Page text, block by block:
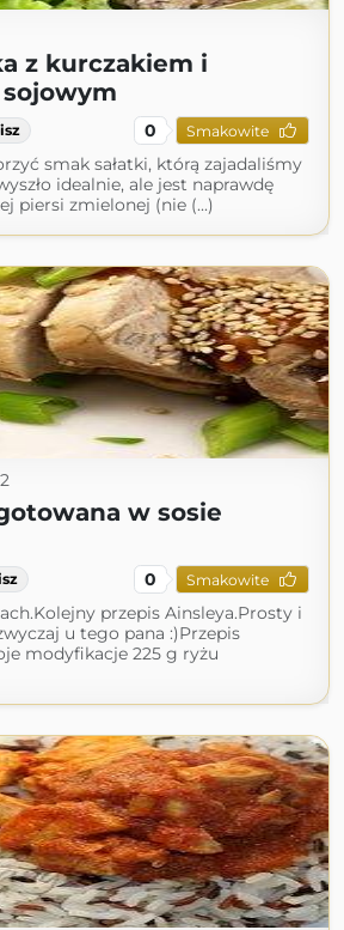
z kurczakiem i
0 Smakowite
smak sałatki, którą zajadaliśmy
idealnie, ale jest naprawdę
piersi zmielonej (nie (...)
w sosie
0 Smakowite
przepis Ainsleya.Prosty i
u tego pana :)Przepis
modyfikacje 225 g ryżu